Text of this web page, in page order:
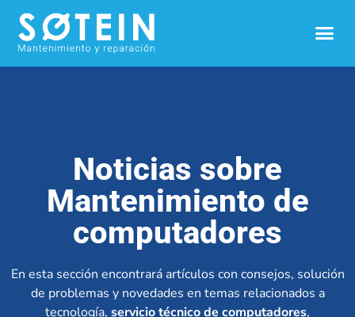
Noticias sobre
Mantenimiento de
computadores
En esta sección encontrará artículos con consejos, solución
de problemas y novedades en temas relacionados a
tecnología, servicio técnico de computadores,